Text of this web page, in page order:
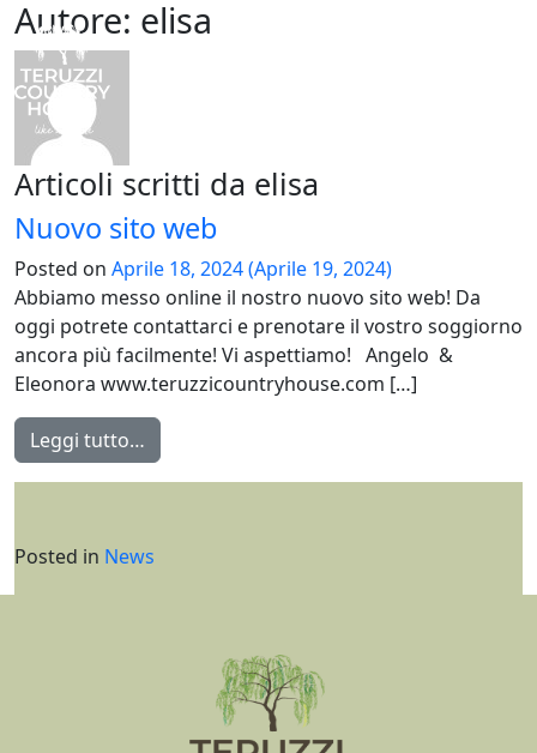
Autore: elisa
Articoli scritti da elisa
Nuovo sito web
Posted on Aprile 18, 2024(Aprile 19, 2024)
Abbiamo messo online il nostro nuovo sito web! Da
oggi potrete contattarci e prenotare il vostro soggiorno
ancora più facilmente! Vi aspettiamo! Angelo &
Eleonora www.teruzzicountryhouse.com […]
Leggi tutto…
Posted in News